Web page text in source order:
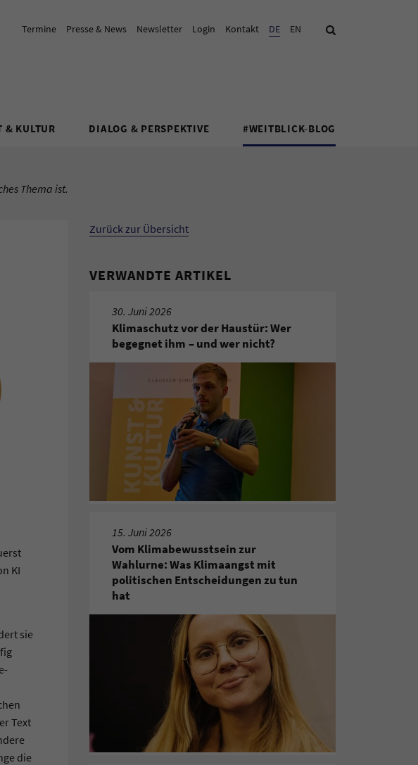
Termine Presse & News Newsletter Login Kontakt Aktuelle Sprache:
DE EN Suche
& KULTUR DIALOG & PERSPEKTIVE #WEITBLICK-BLOG
Thema ist.
KI
sie
Text
die
Zurück zur Übersicht
VERWANDTE ARTIKEL
30. Juni 2026
Klimaschutz vor der Haustür: Wer
begegnet ihm – und wer nicht?
15. Juni 2026
Vom Klimabewusstsein zur
Wahlurne: Was Klimaangst mit
politischen Entscheidungen zu tun
hat